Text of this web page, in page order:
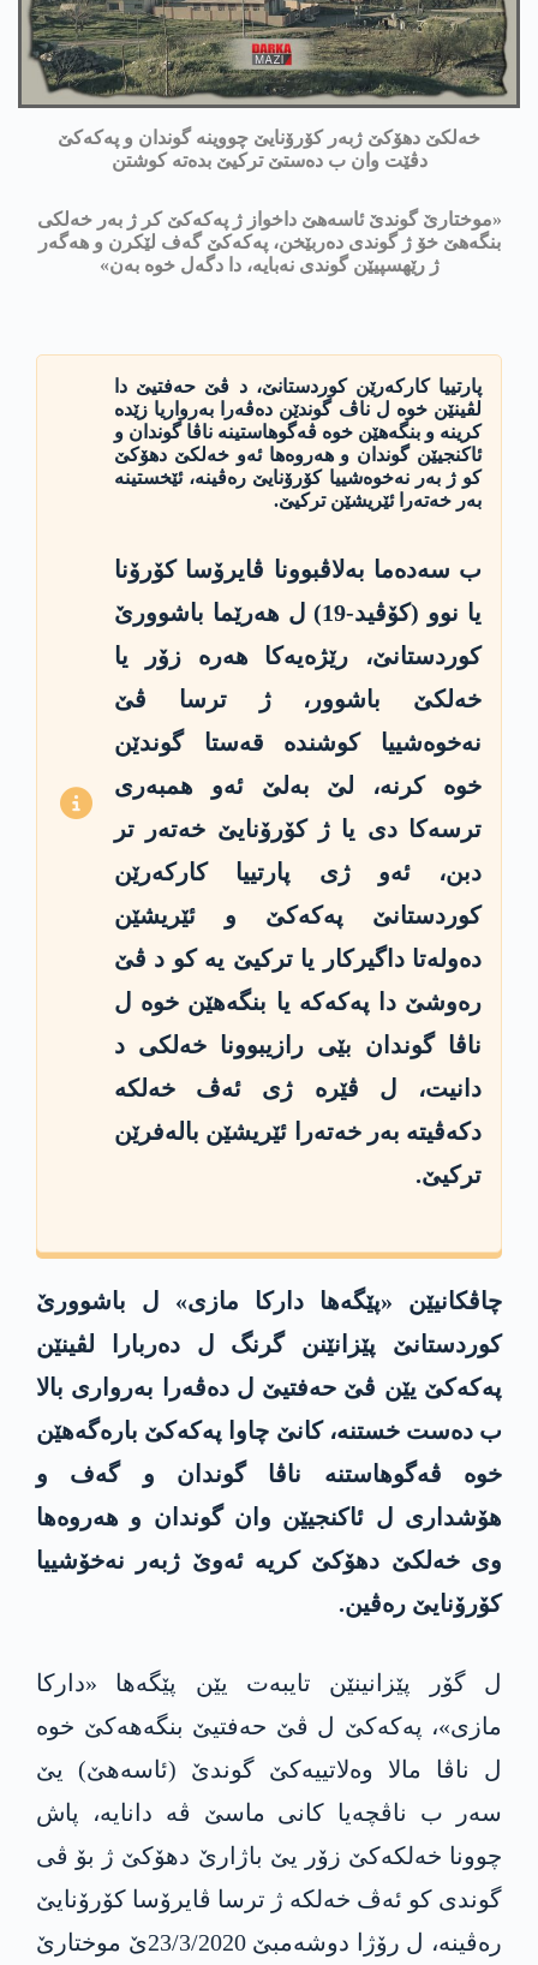
خه‌لكێ دهۆكێ ژبه‌ر كۆرۆنایێ چووینه‌ گوندان و په‌كه‌كێ
دڤێت وان ب ده‌ستێ تركیێ بده‌ته‌ كوشتن
«موختارێ گوندێ ئاسه‌هێ داخواز ژ په‌كه‌كێ كر ژ به‌ر خه‌لكی
بنگه‌هێ خۆ ژ گوندی ده‌ربێخن، په‌كه‌كێ گه‌ف لێكرن و هه‌گه‌ر
ژ رێهسپیێن گوندی نه‌بایه‌، دا دگه‌ل خوه‌ به‌ن»
پارتییا كاركه‌رێن كوردستانێ، د ڤێ حه‌فتیێ دا
لڤینێن خوه‌ ل ناڤ گوندێن ده‌ڤه‌را به‌رواریا زێده‌
كرینه‌ و بنگه‌هێن خوه‌ ڤه‌گوهاستینه‌ ناڤا گوندان و
ئاكنجیێن گوندان و هه‌روه‌ها ئه‌و خه‌لكێ دهۆكێ
كو ژ به‌ر نه‌خوه‌شییا كۆرۆنایێ ره‌ڤینه‌، ئێخستینه‌
به‌ر خه‌ته‌را ئێریشێن تركیێ.
ب سه‌ده‌ما به‌لاڤبوونا ڤایرۆسا كۆرۆنا
یا نوو (كۆڤید-19) ل هه‌رێما باشوورێ
كوردستانێ، رێژه‌یه‌كا هه‌ره‌ زۆر یا
خه‌لكێ باشوور، ژ ترسا ڤێ
نه‌خوه‌شییا كوشنده‌ قه‌ستا گوندێن
خوه‌ كرنه‌، لێ به‌لێ ئه‌و همبه‌ری
ترسه‌كا دی یا ژ كۆرۆنایێ خه‌ته‌ر تر
دبن، ئه‌و ژی پارتییا كاركه‌رێن
كوردستانێ په‌كه‌كێ و ئێریشێن
ده‌وله‌تا داگیركار یا تركیێ یه‌ كو د ڤێ
ره‌وشێ دا په‌كه‌كه‌ یا بنگه‌هێن خوه‌ ل
ناڤا گوندان بێی رازیبوونا خه‌لكی د
دانیت، ل ڤێره‌ ژی ئه‌ڤ خه‌لكه‌
دكه‌ڤیته‌ به‌ر خه‌ته‌را ئێریشێن باله‌فرێن
تركیێ.
چاڤكانیێن «پێگه‌ها داركا مازی» ل باشوورێ
كوردستانێ پێزانێنن گرنگ ل ده‌ربارا لڤینێن
په‌كه‌كێ یێن ڤێ حه‌فتیێ ل ده‌ڤه‌را به‌رواری بالا
ب ده‌ست خستنه‌، كانێ چاوا په‌كه‌كێ باره‌گه‌هێن
خوه‌ ڤه‌گوهاستنه‌ ناڤا گوندان و گه‌ف و
هۆشداری ل ئاكنجیێن وان گوندان و هه‌روه‌ها
وی خه‌لكێ دهۆكێ كریه‌ ئه‌وێ ژبه‌ر نه‌خۆشییا
كۆرۆنایێ ره‌ڤین.
ل گۆر پێزانینێن تایبه‌ت یێن پێگه‌ها «داركا
مازی»، په‌كه‌كێ ل ڤێ حه‌فتیێ بنگه‌هه‌كێ خوه‌
ل ناڤا مالا وه‌لاتییه‌كێ گوندێ (ئاسه‌هێ) یێ
سه‌ر ب ناڤچه‌یا كانی ماسێ ڤه‌ دانایه‌، پاش
چوونا خه‌لكه‌كێ زۆر یێ باژارێ دهۆكێ ژ بۆ ڤی
گوندی كو ئه‌ڤ خه‌لكه‌ ژ ترسا ڤایرۆسا كۆرۆنایێ
ره‌ڤینه‌، ل رۆژا دوشه‌مبێ 23/3/2020ێ موختارێ